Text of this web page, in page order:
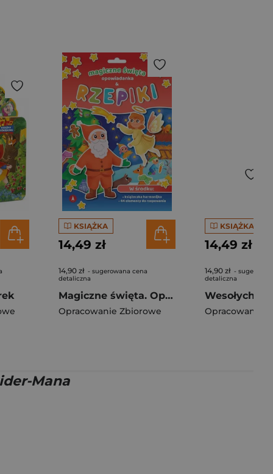
KSIĄŻKA
14,49 zł
14,90 zł - sugerowana cena
detaliczna
Magiczne święta. Opowiadanka & rzepiki
Opracowanie Zbiorowe
KSIĄŻKA
14,49 zł
14,90 zł -
detaliczna
Opracowanie
Mana